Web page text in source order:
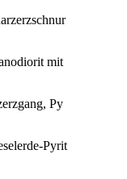
mit
Py
Pyrit